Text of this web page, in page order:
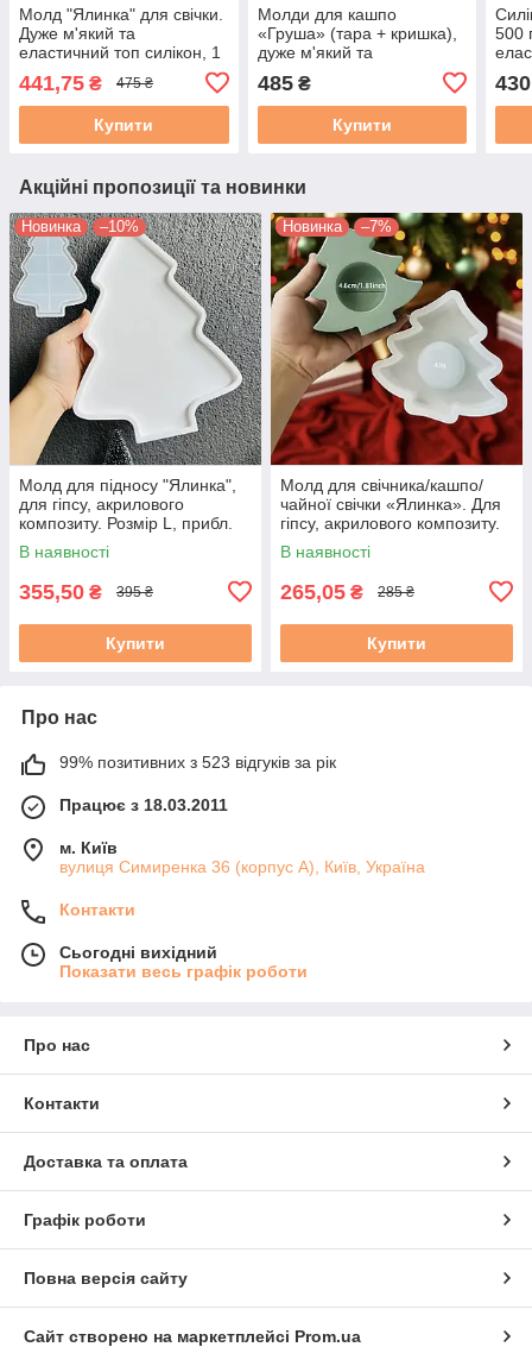
Молд "Ялинка" для свічки.
Дуже м'який та
еластичний топ силікон, 1
441,75 ₴ 475 ₴
Купити
Молди для кашпо
«Груша» (тара + кришка),
дуже м'який та
еластичний силікон. Для
гіпсу, акрилового
композиту.
485₴
Купити
500
430
Акційні пропозиції та новинки
Новинка –10%
Молд для підносу "Ялинка",
для гіпсу, акрилового
композиту. Розмір L, прибл.
27 см
В наявності
355,50 ₴ 395 ₴
Купити
Новинка –7%
Молд для свічника/кашпо/
чайної свічки «Ялинка». Для
гіпсу, акрилового композиту.
Ок. 12 см
В наявності
265,05 ₴ 285 ₴
Купити
Про нас
99% позитивних з 523 відгуків за рік
Працює з 18.03.2011
м. Київ
вулиця Симиренка 36 (корпус А), Київ, Україна
Контакти
Сьогодні вихідний
Показати весь графік роботи
Про нас
Контакти
Доставка та оплата
Графік роботи
Повна версія сайту
Сайт створено на маркетплейсі Prom.ua